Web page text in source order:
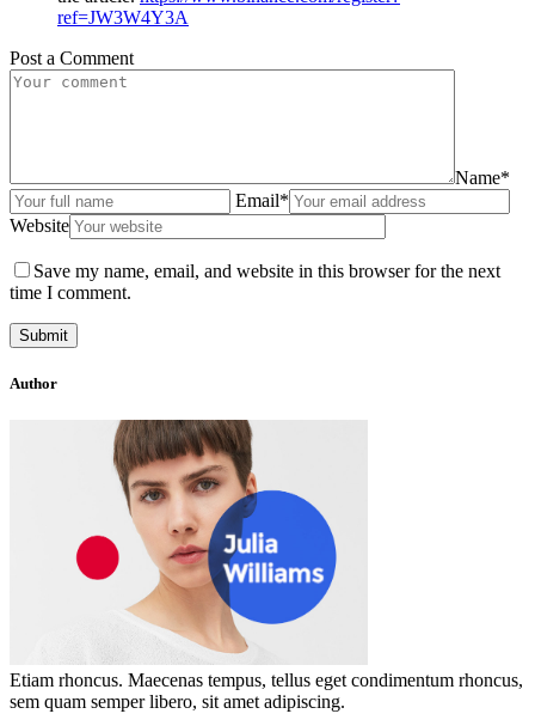
ref=JW3W4Y3A
Post a Comment
Name*
Email*
Website
Save my name, email, and website in this browser for the next
time I comment.
Author
Etiam rhoncus. Maecenas tempus, tellus eget condimentum rhoncus,
sem quam semper libero, sit amet adipiscing.